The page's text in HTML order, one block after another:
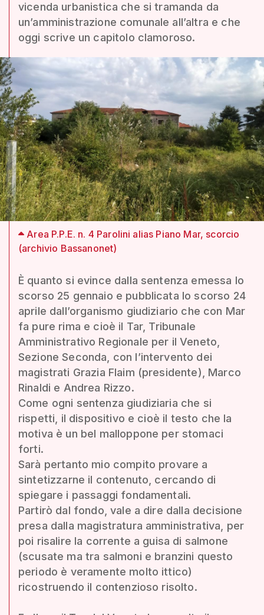
vicenda urbanistica che si tramanda da
un’amministrazione comunale all’altra e che
oggi scrive un capitolo clamoroso.
Area P.P.E. n. 4 Parolini alias Piano Mar, scorcio
(archivio Bassanonet)
È quanto si evince dalla sentenza emessa lo
scorso 25 gennaio e pubblicata lo scorso 24
aprile dall’organismo giudiziario che con Mar
fa pure rima e cioè il Tar, Tribunale
Amministrativo Regionale per il Veneto,
Sezione Seconda, con l’intervento dei
magistrati Grazia Flaim (presidente), Marco
Rinaldi e Andrea Rizzo.
Come ogni sentenza giudiziaria che si
rispetti, il dispositivo e cioè il testo che la
motiva è un bel malloppone per stomaci
forti.
Sarà pertanto mio compito provare a
sintetizzarne il contenuto, cercando di
spiegare i passaggi fondamentali.
Partirò dal fondo, vale a dire dalla decisione
presa dalla magistratura amministrativa, per
poi risalire la corrente a guisa di salmone
(scusate ma tra salmoni e branzini questo
periodo è veramente molto ittico)
ricostruendo il contenzioso risolto.